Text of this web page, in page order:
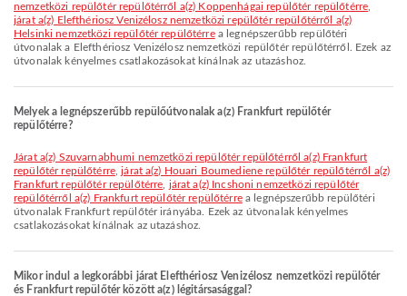
nemzetközi repülőtér repülőtérről a(z) Koppenhágai repülőtér repülőtérre
járat a(z) Elefthériosz Venizélosz nemzetközi repülőtér repülőtérről a(z)
Helsinki nemzetközi repülőtér repülőtérrea legnépszerűbb repülőtéri
útvonalak a Elefthériosz Venizélosz nemzetközi repülőtér repülőtérről. Ezek az
útvonalak kényelmes csatlakozásokat kínálnak az utazáshoz.
Melyek a legnépszerűbb repülőútvonalak a(z) Frankfurt repülőtér
repülőtérre?
járat a(z) Szuvarnabhumi nemzetközi repülőtér repülőtérről a(z) Frankfurt
repülőtér repülőtérre,járat a(z) Houari Boumediene repülőtér repülőtérről a(z)
Frankfurt repülőtér repülőtérre járat a(z) Incshoni nemzetközi repülőtér
repülőtérről a(z) Frankfurt repülőtér repülőtérrea legnépszerűbb repülőtéri
útvonalak Frankfurt repülőtér irányába. Ezek az útvonalak kényelmes
csatlakozásokat kínálnak az utazáshoz.
Mikor indul a legkorábbi járat Elefthériosz Venizélosz nemzetközi repülőtér
és Frankfurt repülőtér között a(z) légitársasággal?